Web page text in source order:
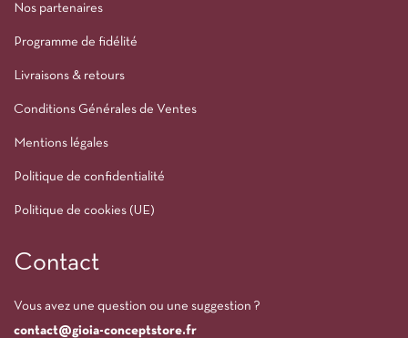
Nos partenaires
Programme de fidélité
Livraisons & retours
Conditions Générales de Ventes
Mentions légales
Politique de confidentialité
Politique de cookies (UE)
Contact
Vous avez une question ou une suggestion ?
contact@gioia-conceptstore.fr